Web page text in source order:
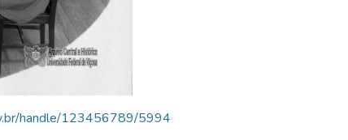
handle/123456789/5994